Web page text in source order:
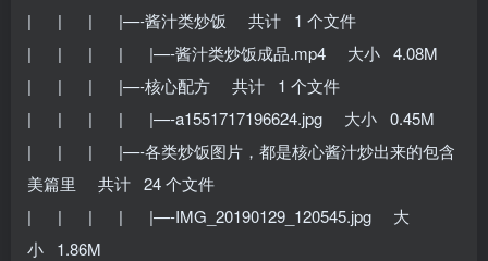
| | | |—-酱汁类炒饭 共计 1 个文件
| | | | |—-酱汁类炒饭成品.mp4 大小 4.08M
| | | |—-核心配方 共计 1 个文件
| | | | |—-a1551717196624.jpg 大小 0.45M
| | | |—-各类炒饭图片，都是核心酱汁炒出来的包含
美篇里 共计 24 个文件
| | | | |—-IMG_20190129_120545.jpg 大
小 1.86M